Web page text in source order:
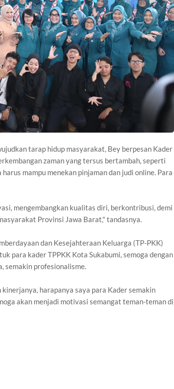
tarap hidup masyarakat, Bey berpesan Kader
zaman yang tersus bertambah, seperti
mampu menekan pinjaman dan judi online. Para
mengembangkan kualitas diri, berkontribusi, demi
Provinsi Jawa Barat," tandasnya.
dan Kesejahteraan Keluarga (TP-PKK)
para kader TPPKK Kota Sukabumi, semoga dengan
semakin profesionalisme.
harapanya saya para Kader semakin
akan menjadi motivasi semangat teman-teman di